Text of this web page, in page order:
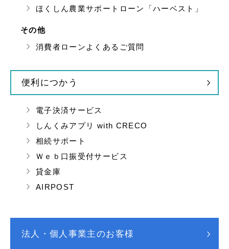
ほくしん農業サポートローン「ハーベスト」
その他
消費者ローンよくあるご質問
便利につかう
電子決済サービス
しんくみアプリ with CRECO
相続サポート
Ｗｅｂ口振受付サービス
貸金庫
AIRPOST
法人・個人事業主のお客様